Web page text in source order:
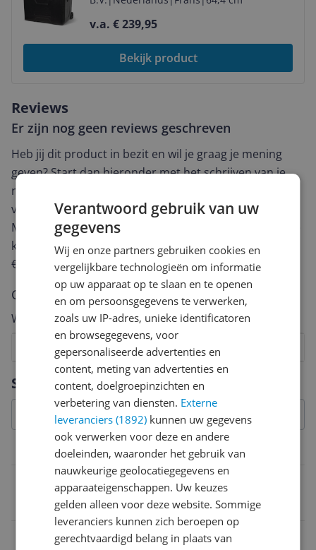
v.a. € 239,95
Bekijk product
Specificaties
Overige kenmerken
Verpakking hoogte
29,2 cm
Geschikt voor leeftijd baby
Reviews
Er zijn nog geen reviews geschreven
Heb jij dit product in bezit en wil je graag je mening
geven? Start dan hieronder met het schrijven van je
review. Afhankelijk van de details duurt het schrijven
van een review gemiddeld tussen de 3 en 10 minuten.
Met jouw mening help je andere bezoekers een betere
keuze te maken én maak je iedere maand kans op
€250,-!
Klik hier voor de actievoorwaarden.
Cijfer
Welk cijfer geef jij dit product?
7
6
5
4
3
2
Vraag 1 van 4
Verantwoord gebruik van uw
gegevens
Wij en onze partners gebruiken cookies en
vergelijkbare technologieën om informatie
op uw apparaat op te slaan en te openen
en om persoonsgegevens te verwerken,
zoals uw IP-adres, unieke identificatoren
en browsegegevens, voor
gepersonaliseerde advertenties en
content, meting van advertenties en
content, doelgroepinzichten en
verbetering van diensten. Externe
leveranciers (1892) kunnen uw gegevens
ook verwerken voor deze en andere
doeleinden, waaronder het gebruik van
nauwkeurige geolocatiegegevens en
apparaateigenschappen. Uw keuzes
gelden alleen voor deze website. Sommige
leveranciers kunnen zich beroepen op
gerechtvaardigd belang in plaats van